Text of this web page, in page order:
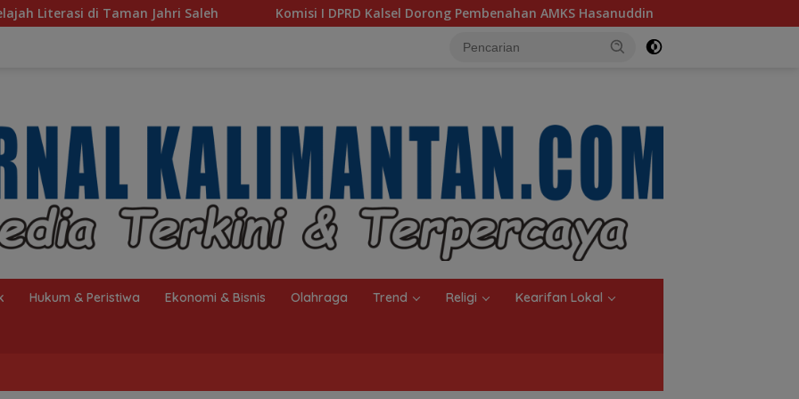
Komisi I DPRD Kalsel Dorong Pembenahan AMKS Hasanuddin Ketua TP PKK Kalsel, Dorong Kreasi Olahan
Hukum & Peristiwa Ekonomi & Bisnis Olahraga Trend Religi Kearifan Lokal